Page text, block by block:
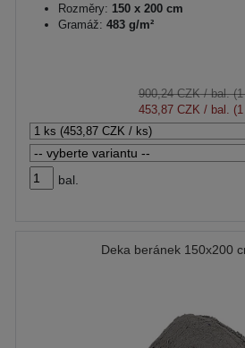
Rozměry: 150 x 200 cm
Gramáž: 483 g/m²
900,24 CZK/ bal. (1
453,87 CZK / bal.
bal.
Deka beránek 150x200